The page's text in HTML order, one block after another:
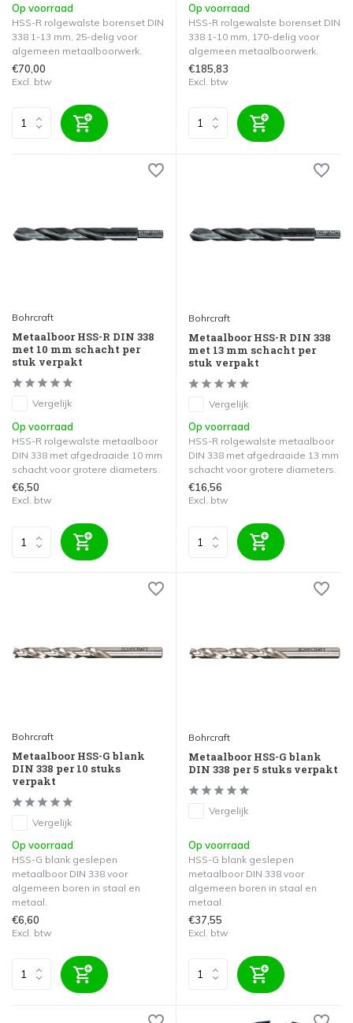
Op voorraad
HSS-R rolgewalste borenset DIN
338 1-13 mm, 25-delig voor
algemeen metaalboorwerk.
€70,00
Excl. btw
Op voorraad
HSS-R rolgewalste borenset DIN
338 1-10 mm, 170-delig voor
algemeen metaalboorwerk.
€185,83
Excl. btw
Bohrcraft
Metaalboor HSS-R DIN 338
met 10 mm schacht per
stuk verpakt
Vergelijk
Op voorraad
HSS-R rolgewalste metaalboor
DIN 338 met afgedraaide 10 mm
schacht voor grotere diameters.
€6,50
Excl. btw
Bohrcraft
Metaalboor HSS-R DIN 338
met 13 mm schacht per
stuk verpakt
Vergelijk
Op voorraad
HSS-R rolgewalste metaalboor
DIN 338 met afgedraaide 13 mm
schacht voor grotere diameters.
€16,56
Excl. btw
Bohrcraft
Metaalboor HSS-G blank
DIN 338 per 10 stuks
verpakt
Vergelijk
Op voorraad
HSS-G blank geslepen
metaalboor DIN 338 voor
algemeen boren in staal en
metaal.
€6,60
Excl. btw
Bohrcraft
Metaalboor HSS-G blank
DIN 338 per 5 stuks verpakt
Vergelijk
Op voorraad
HSS-G blank geslepen
metaalboor DIN 338 voor
algemeen boren in staal en
metaal.
€37,55
Excl. btw